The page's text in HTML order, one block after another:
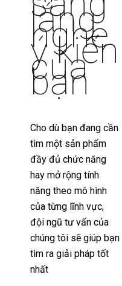
lắng
nghe
ý kiến
của
bạn
Cho dù bạn đang cần
tìm một sản phẩm
đầy đủ chức năng
hay mở rộng tính
năng theo mô hình
của từng lĩnh vực,
đội ngũ tư vấn của
chúng tôi sẽ giúp bạn
tìm ra giải pháp tốt
nhất